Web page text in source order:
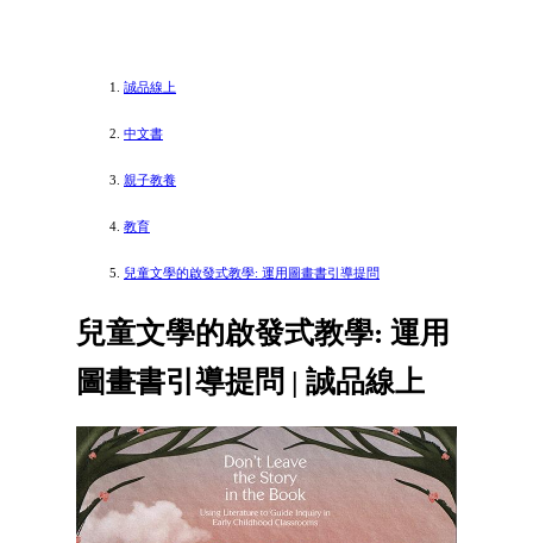
誠品線上
中文書
親子教養
教育
兒童文學的啟發式教學: 運用圖畫書引導提問
兒童文學的啟發式教學: 運用
圖畫書引導提問 | 誠品線上